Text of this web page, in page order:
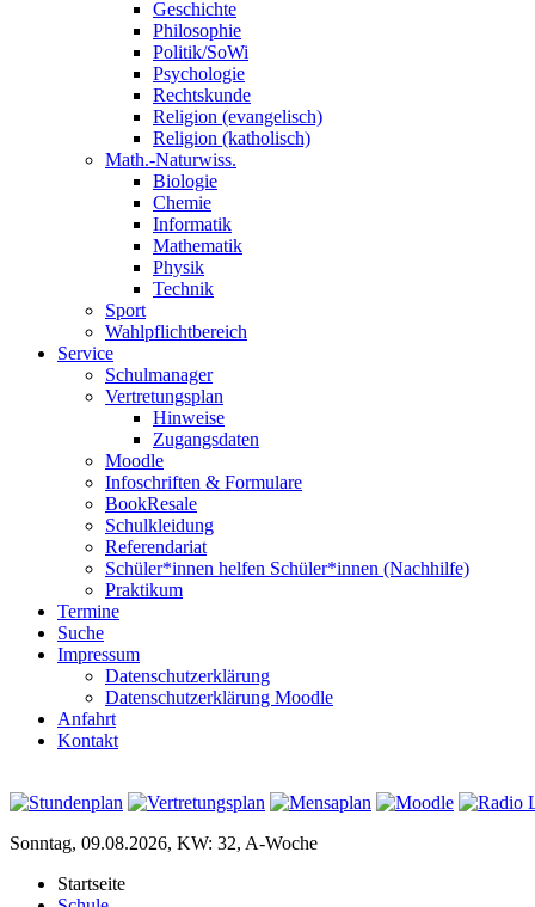
Geschichte
Philosophie
Politik/SoWi
Psychologie
Rechtskunde
Religion (evangelisch)
Religion (katholisch)
Math.-Naturwiss.
Biologie
Chemie
Informatik
Mathematik
Physik
Technik
Sport
Wahlpflichtbereich
Service
Schulmanager
Vertretungsplan
Hinweise
Zugangsdaten
Moodle
Infoschriften & Formulare
BookResale
Schulkleidung
Referendariat
Schüler*innen helfen Schüler*innen (Nachhilfe)
Praktikum
Termine
Suche
Impressum
Datenschutzerklärung
Datenschutzerklärung Moodle
Anfahrt
Kontakt
Sonntag, 09.08.2026, KW: 32, A-Woche
Startseite